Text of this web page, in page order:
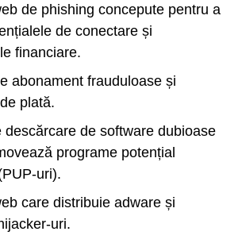
de phishing concepute pentru a
de conectare și
financiare.
abonament frauduloase și
plată.
descărcare de software dubioase
programe potențial
uri).
care distribuie adware și
uri.